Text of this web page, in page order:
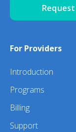
For Providers
Introduction
Programs
Billing
Support